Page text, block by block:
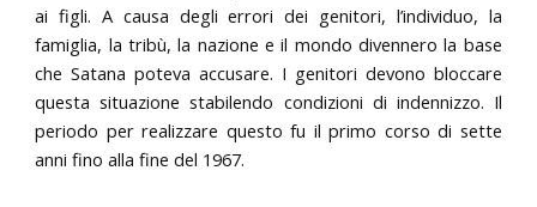
ai figli. A causa degli errori dei genitori, l’individuo, la
famiglia, la tribù, la nazione e il mondo divennero la base
che Satana poteva accusare. I genitori devono bloccare
questa situazione stabilendo condizioni di indennizzo. Il
periodo per realizzare questo fu il primo corso di sette
anni fino alla fine del 1967.